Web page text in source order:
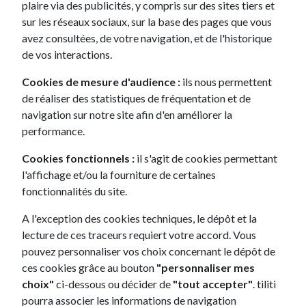
plaire via des publicités, y compris sur des sites tiers et
sur les réseaux sociaux, sur la base des pages que vous
avez consultées, de votre navigation, et de l'historique
de vos interactions.
Cookies de mesure d'audience : ils nous permettent
de réaliser des statistiques de fréquentation et de
navigation sur notre site afin d'en améliorer la
performance.
Cookies fonctionnels : il s'agit de cookies permettant
l'affichage et/ou la fourniture de certaines
fonctionnalités du site.
A l'exception des cookies techniques, le dépôt et la
lecture de ces traceurs requiert votre accord. Vous
pouvez personnaliser vos choix concernant le dépôt de
ces cookies grâce au bouton "personnaliser mes
choix" ci-dessous ou décider de "tout accepter" . tiliti
pourra associer les informations de navigation
complémentaires ?
Impatient d'échanger avec un conseiller tiliti ?
N'hésiter pas à nous contacter directement par
téléphone au 09 72 39 72 00
Lundi au jeudi 9h - 19h
Samedi 9h - 12h / 13h - 17h
ME RAPPELER IMMÉDIATEMENT
Politique de confidentialité
UN CRÉDIT VOUS ENGAGE ET DOIT ÊTRE REMBOURSÉ,